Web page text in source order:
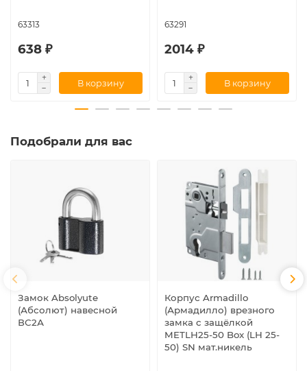
63313
638 ₽
В корзину
63291
2014 ₽
В корзину
Подобрали для вас
Замок Absolyute
(Абсолют) навесной
ВС2А
Корпус Armadillo
(Армадилло) врезного
замка c защёлкой
METLH25-50 Box (LH 25-
50) SN мат.никель